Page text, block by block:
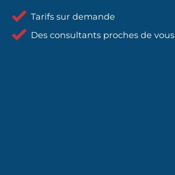
Tarifs sur demande
Des consultants proches de vous